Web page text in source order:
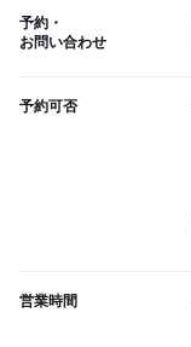
予約・
お問い合わせ
予約可否
営業時間